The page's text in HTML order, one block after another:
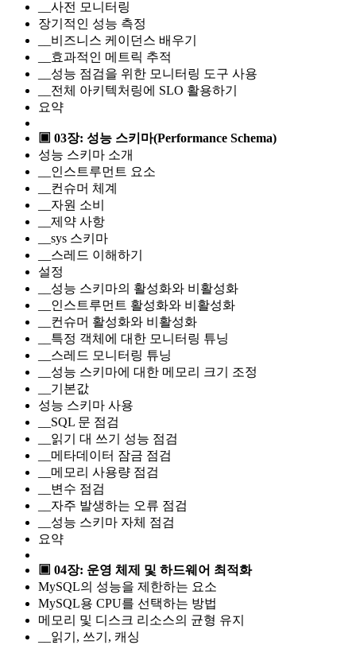
__사전 모니터링
장기적인 성능 측정
__비즈니스 케이던스 배우기
__효과적인 메트릭 추적
__성능 점검을 위한 모니터링 도구 사용
__전체 아키텍처링에 SLO 활용하기
요약
▣ 03장: 성능 스키마(Performance Schema)
성능 스키마 소개
__인스트루먼트 요소
__컨슈머 체계
__자원 소비
__제약 사항
__sys 스키마
__스레드 이해하기
설정
__성능 스키마의 활성화와 비활성화
__인스트루먼트 활성화와 비활성화
__컨슈머 활성화와 비활성화
__특정 객체에 대한 모니터링 튜닝
__스레드 모니터링 튜닝
__성능 스키마에 대한 메모리 크기 조정
__기본값
성능 스키마 사용
__SQL 문 점검
__읽기 대 쓰기 성능 점검
__메타데이터 잠금 점검
__메모리 사용량 점검
__변수 점검
__자주 발생하는 오류 점검
__성능 스키마 자체 점검
요약
▣ 04장: 운영 체제 및 하드웨어 최적화
MySQL의 성능을 제한하는 요소
MySQL용 CPU를 선택하는 방법
메모리 및 디스크 리소스의 균형 유지
__읽기, 쓰기, 캐싱